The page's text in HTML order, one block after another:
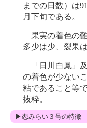
までの日数）は
月下旬である。
果実の着色の
多少は少、裂果
「日川白鳳」
の着色が少ない
粘であること等
抜粋。
▶恋みらい３号の特徴